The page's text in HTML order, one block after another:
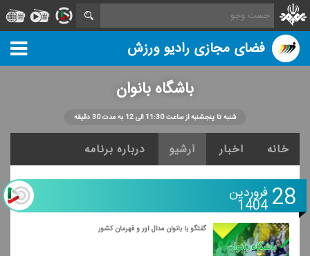
فضای مجازی رادیو ورزش
باشگاه بانوان
شنبه تا پنجشنبه از ساعت 11:30 الی 12 به مدت 30 دقیقه
خانه اخبار آرشیو درباره برنامه
28 فروردین
1404
گفتگو با بانوان مدال آور و قهرمان كشور